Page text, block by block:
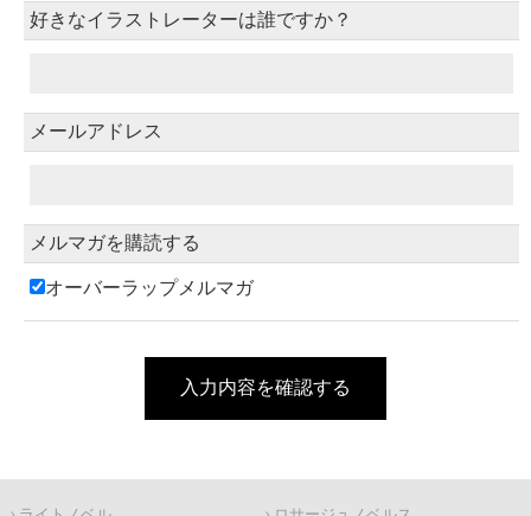
好きなイラストレーターは誰ですか？
メールアドレス
メルマガを購読する
オーバーラップメルマガ
入力内容を確認する